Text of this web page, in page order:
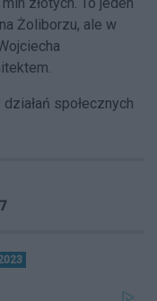
Żoliborzu, ale w
społecznych